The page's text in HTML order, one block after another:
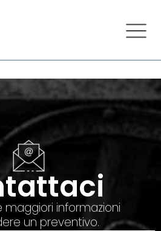
maggiori informazioni
un preventivo.